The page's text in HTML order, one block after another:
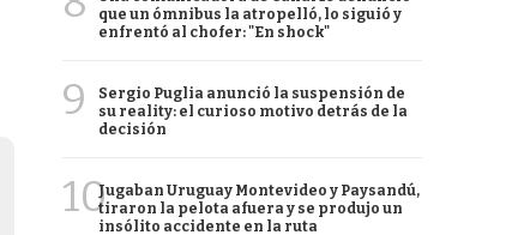
que un ómnibus la atropelló, lo siguió y
enfrentó al chofer: "En shock"
9
Sergio Puglia anunció la suspensión de
su reality: el curioso motivo detrás de la
decisión
10Jugaban Uruguay Montevideo y Paysandú,
tiraron la pelota afuera y se produjo un
insólito accidente en la ruta